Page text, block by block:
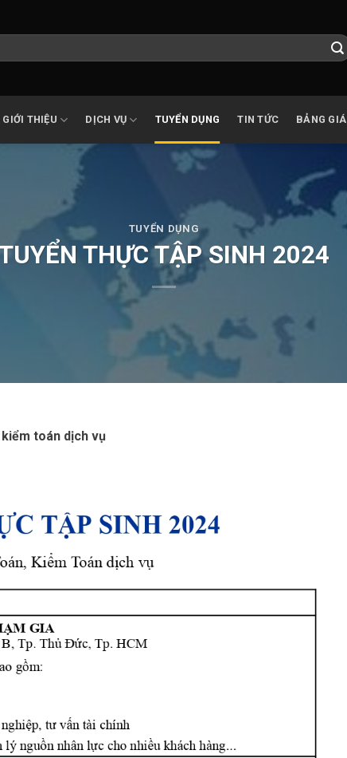
GIỚI THIỆU DỊCH VỤ TUYỂN DỤNG TIN TỨC BẢNG GIÁ
TUYỂN DỤNG
THỰC TẬP SINH 2024
toán dịch vụ